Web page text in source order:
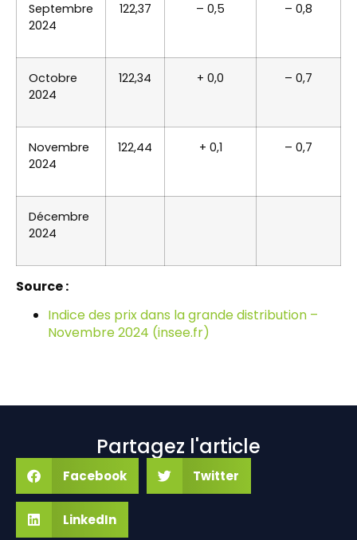
Septembre
2024
122,37 – 0,5 – 0,8
Octobre
2024
122,34 + 0,0 – 0,7
Novembre
2024
122,44 + 0,1 – 0,7
Décembre
2024
Source :
Indice des prix dans la grande distribution –
Novembre 2024 (insee.fr)
Partagez l'article
Facebook Twitter
LinkedIn